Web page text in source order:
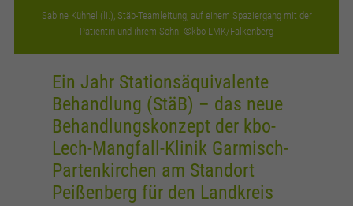
Sabine Kühnel (li.), Stäb-Teamleitung, auf einem Spaziergang mit der
Patientin und ihrem Sohn. ©kbo-LMK/Falkenberg
Ein Jahr Stationsäquivalente
Behandlung (StäB) – das neue
Behandlungskonzept der kbo-
Lech-Mangfall-Klinik Garmisch-
Partenkirchen am Standort
Peißenberg für den Landkreis
24 Stunden
Zweck
Wird zur Unterscheidung von Benutzern
verwendet.
Name _gat_UA_161657597_7
Anbieter Google Analytics